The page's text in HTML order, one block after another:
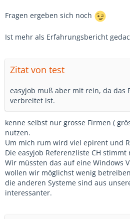
Fragen ergeben sich noch
Ist mehr als Erfahrungsbericht
Zitat von test
easyjob muß aber mit rein, da das
verbreitet ist.
kenne selbst nur grosse Firmen (
nutzen.
Um mich rum wird viel epirent und
Die easyjob Referenzliste CH stimmt
Wir müssten das auf eine Windows
wollen wir möglichst wenig
die anderen Systeme sind aus
interessanter.